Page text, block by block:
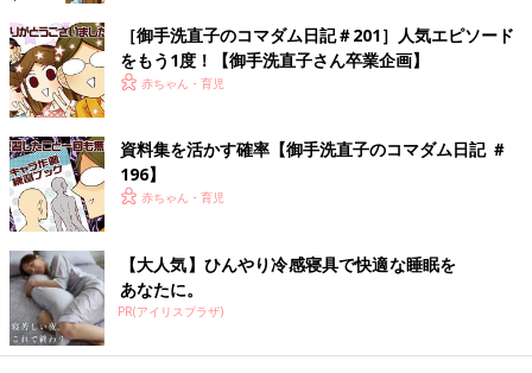
［御手洗直子のコマダム日記＃201］人気エピソード
をもう1度！【御手洗直子さん卒業企画】
赤ちゃん・育児
資料集を活かす確率【御手洗直子のコマダム日記 ＃
196】
赤ちゃん・育児
【大人気】ひんやり冷感寝具で快適な睡眠を
あなたに。
PR(アイリスプラザ)